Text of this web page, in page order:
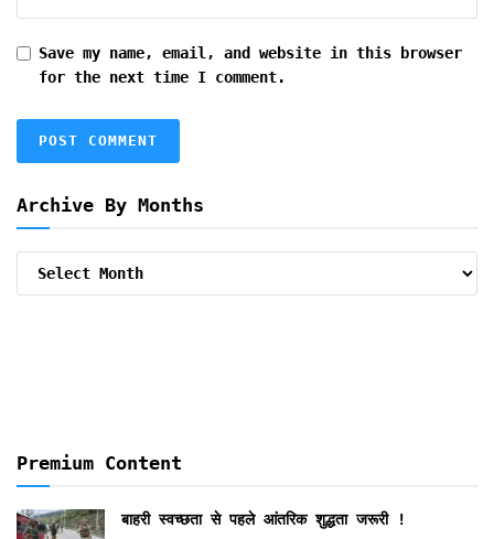
Save my name, email, and website in this browser
for the next time I comment.
Archive By Months
Premium Content
बाहरी स्वच्छता से पहले आंतरिक शुद्धता जरूरी !